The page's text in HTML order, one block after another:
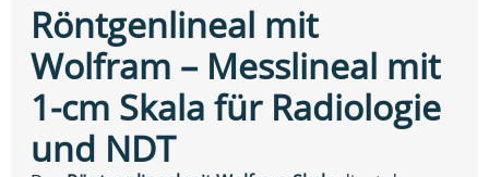
Röntgenlineal mit
Wolfram – Messlineal mit
1-cm Skala für Radiologie
und NDT